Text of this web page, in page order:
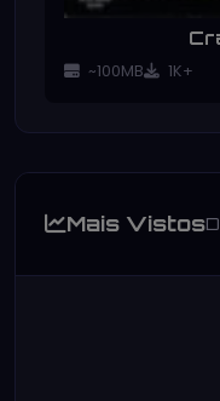
~100MB 1K+
Mais Vistos